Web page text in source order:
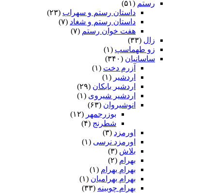
رستم (۵۱)
داستان رستم و سهراب (۲۳)
داستان رستم و شغاد (۷)
هفت خوان رستم‏ (۷)
زال (۳۳)
زو طهماسپ‏ (۱)
ساسانیان (۳۴۰)
آزرم دخت (۱)
اردشیر (۱)
اردشیر بابکان (۲۹)
اردشیر شیروی (۱)
انوشیروان (۶۳)
بوزرجمهر (۱۲)
شطرنج (۴)
اورمزد (۳)
اورمزد نرسى‏ (۱)
بلاش (۳)
بهرام (۲)
بهرام بهرام (۱)
بهرام بهرامیان‏ (۱)
بهرام چوبینه (۳۳)